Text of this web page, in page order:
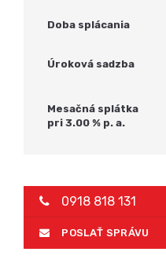
Doba splácania
Úroková sadzba
Mesačná splátka
pri 3.00 % p. a.
0918 818 131
POSLAŤ SPRÁVU